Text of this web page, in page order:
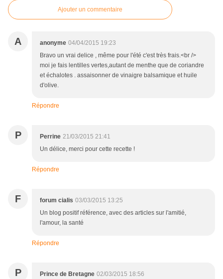
Ajouter un commentaire
A anonyme 04/04/2015 19:23
Bravo un vrai delice , même pour l'été c'est très frais.<br />
moi je fais lentilles vertes,autant de menthe que de coriandre
et échalotes . assaisonner de vinaigre balsamique et huile
d'olive.
Répondre
P Perrine 21/03/2015 21:41
Un délice, merci pour cette recette !
Répondre
F forum cialis 03/03/2015 13:25
Un blog positif référence, avec des articles sur l'amitié,
l'amour, la santé
Répondre
P Prince de Bretagne 02/03/2015 18:56